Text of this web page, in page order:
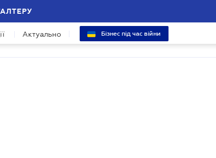
Актуально Бізнес під час війни